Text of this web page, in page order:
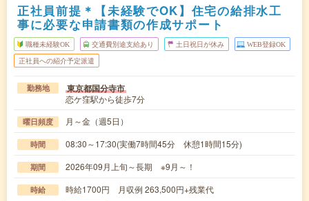
正社員前提＊【未経験でOK】住宅の給排水工
事に必要な申請書類の作成サポート
職種未経験OK 交通費別途支給あり 土日祝日が休み WEB登録OK
正社員への紹介予定派遣
勤務地 東京都国分寺市
恋ケ窪駅から徒歩7分
曜日頻度 月～金（週5日）
時間 08:30～17:30(実働7時間45分 休憩1時間15分)
期間 2026年09月上旬～長期 ※9月～！
時給 時給1700円 月収例 263,500円+残業代